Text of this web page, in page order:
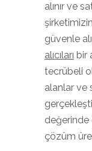
alınır ve
güvenle
alıcıları bir
tecrübeli
alanlar ve
çözüm